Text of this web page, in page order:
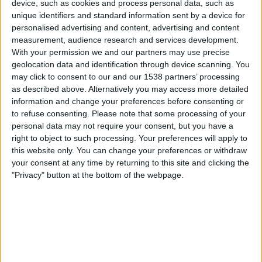
device, such as cookies and process personal data, such as
unique identifiers and standard information sent by a device for
personalised advertising and content, advertising and content
measurement, audience research and services development.
With your permission we and our partners may use precise
geolocation data and identification through device scanning. You
may click to consent to our and our 1538 partners’ processing
as described above. Alternatively you may access more detailed
information and change your preferences before consenting or
to refuse consenting.
Please note that some processing of your
personal data may not require your consent, but you have a
right to object to such processing. Your preferences will apply to
this website only. You can change your preferences or withdraw
your consent at any time by returning to this site and clicking the
"Privacy" button at the bottom of the webpage.
Filologia Catalana a la Universitat de Barcelona.
Mai no va exercir. El ...
Subscriu-te a El Temps i tindràs accés il·limitat a tots els
continguts.
Subscriu-t’hi
Ja ets subscriptor?Accedeix-hi